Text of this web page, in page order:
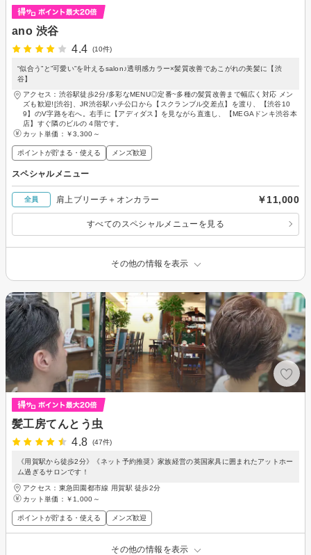
ano 渋谷
4.4
(10件)
“似合う”と”可愛い”を叶えるsalon♪透明感カラー×髪質改善であこがれの美髪に【渋
谷】
アクセス：渋谷駅徒歩2分/多彩なMENU◎定番~多種の髪質改善まで幅広く対応 メン
ズも歓迎![渋谷]、JR渋谷駅ハチ公口から【スクランブル交差点】を渡り、【渋谷10
9】のV字路を右へ。右手に【アディダス】を見ながら直進し、【MEGAドンキ渋谷本
店】すぐ隣のビルの４階です。
カット単価： ￥3,300～
ポイントが貯まる・使える メンズ歓迎
スペシャルメニュー
全員 肩上ブリーチ＋オンカラー ￥11,000
すべてのスペシャルメニューを見る
その他の情報を表示
髪工房てんとう虫
4.8
(47件)
《用賀駅から徒歩2分》《ネット予約推奨》家族経営の英国家具に囲まれたアットホー
ム過ぎるサロンです！
アクセス：東急田園都市線 用賀駅 徒歩2分
カット単価： ￥1,000～
ポイントが貯まる・使える メンズ歓迎
その他の情報を表示